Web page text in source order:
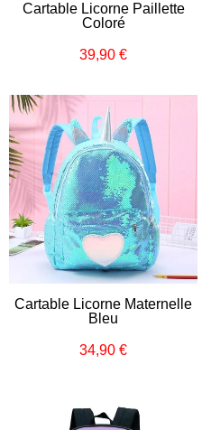
Cartable Licorne Paillette
Coloré
Prix
39,90 €
Cartable Licorne Maternelle
Bleu
Prix
34,90 €